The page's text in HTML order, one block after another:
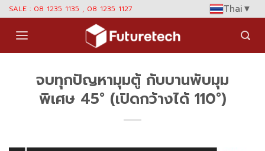
Skip
content
SALE : 08 1235 1135 , 08 1235 1127 Thai▼
จบทุกปัญหามุมตู้ กับบานพับมุม
พิเศษ 45° (เปิดกว้างได้ 110°)